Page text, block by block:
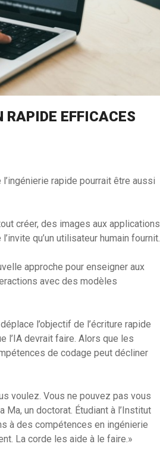
RAPIDE EFFICACES
rapide pourrait être aussi
créer, des images aux applications
qu’un utilisateur humain fournit.
approche pour enseigner aux
avec des modèles
l’objectif de l’écriture rapide
l’IA devrait faire. Alors que les
de codage peut décliner
voulez. Vous ne pouvez pas vous
un doctorat. Étudiant à l’Institut
à des compétences en ingénierie
La corde les aide à le faire.»